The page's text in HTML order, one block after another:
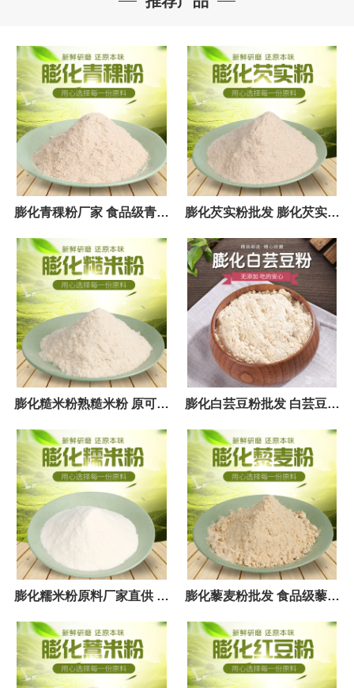
膨化青稞粉厂家 食品级青稞
粉低温烘培熟化青稞粉 25公
斤
膨化芡实粉批发 膨化芡实粉
原料 散装熟粉代餐粉五谷杂
粮粉
膨化糙米粉熟糙米粉 原可配
红豆粉五谷杂粮粉 低温烘焙
技术
膨化白芸豆粉批发 白芸豆粉
现货供应 白芸豆粉添加提取
物
膨化糯米粉原料厂家直供 糯
米粉食品企业 膨化熟化糯米
粉
膨化藜麦粉批发 食品级藜麦
粉膨化 藜麦粉供应商